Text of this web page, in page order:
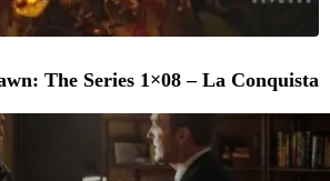
The Series 1×08 – La Conquista